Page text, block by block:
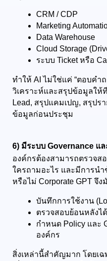
CRM / CDP
Marketing
Data Warehouse
Cloud Storage
ระบบ Ticket หรือ
ทำให้ AI ไม่ใช่แค่ “ตอบคำ
วิเคราะห์และสรุปข้อมูลให้
Lead, สรุปแคมเปญ, สรุปร
ข้อมูลก่อนประชุม
6) มีระบบ Governance แ
องค์กรต้องสามารถตรวจส
ใครถามอะไร และมีการน
หรือไม่ Corporate GPT จึ
บันทึกการใช้งาน
ตรวจสอบย้อนหลังไ
กำหนด Policy และ
องค์กร
สิ่งเหล่านี้สำคัญมาก โดยเ